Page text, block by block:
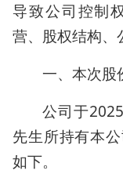
导致公司控制
营、股权结构、
一、本次股
公司于
先生所持有本
如下。